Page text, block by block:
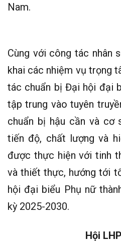
Nam.
Cùng với công tác nhân
khai các nhiệm vụ trọng
tác chuẩn bị Đại hội đại
tập trung vào tuyên
chuẩn bị hậu cần và cơ
tiến độ, chất lượng và
được thực hiện với tinh
và thiết thực, hướng tới
hội đại biểu Phụ nữ
kỳ 2025-2030.
Hội